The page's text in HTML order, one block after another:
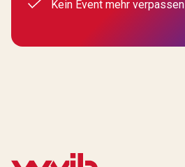
Kein Event mehr verpassen